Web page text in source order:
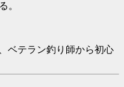
。
ベテラン釣り師から初心